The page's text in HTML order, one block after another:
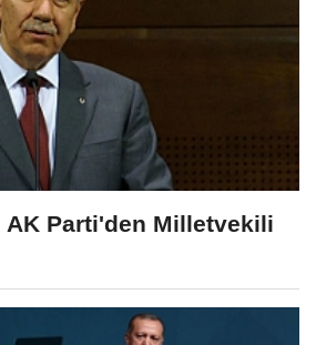
AK Parti'den Milletvekili